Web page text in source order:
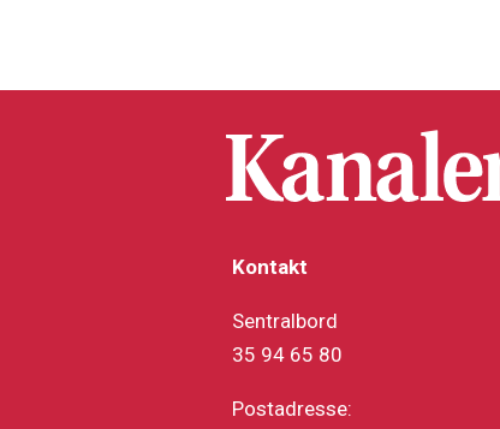
Kontakt
Sentralbord
35 94 65 80
Postadresse: